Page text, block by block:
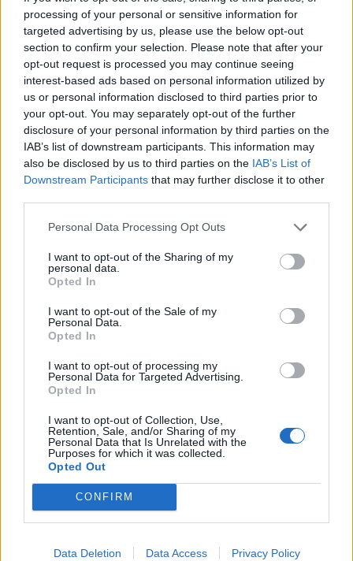
processing of your personal or sensitive information for
targeted advertising by us, please use the below opt-out
section to confirm your selection. Please note that after your
opt-out request is processed you may continue seeing
interest-based ads based on personal information utilized by
us or personal information disclosed to third parties prior to
your opt-out. You may separately opt-out of the further
disclosure of your personal information by third parties on the
IAB’s list of downstream participants. This information may
also be disclosed by us to third parties on the IAB’s List of
Downstream Participants that may further disclose it to other
Personal Data Processing Opt Outs
I want to opt-out of the Sharing of my
personal data.
Opted In
I want to opt-out of the Sale of my
Personal Data.
Opted In
I want to opt-out of processing my
Personal Data for Targeted Advertising.
Opted In
I want to opt-out of Collection, Use,
Retention, Sale, and/or Sharing of my
Personal Data that Is Unrelated with the
Purposes for which it was collected.
Opted Out
CONFIRM
Data Deletion Data Access Privacy Policy
chirurgici. L’economia circolare degli smartphone consente di dare
una seconda vita a questi materiali attraverso lo smaltimento
responsabile dei dispositivi a fine ciclo di vita tramite l’“urban
mining”.
Pensare a lungo termine
Più a lungo si conserva il telefono, meglio è per il pianeta, ma per
raggiungere questo obiettivo è importante che la tecnologia con cui
Grazie a Circular e alla sua iniziativaSeeds of Tomorrow, i clienti
HMD vengono premiati con “semi” virtuali per aver tenuto i loro
dispositivi più a lungo, semi che vengono poi investiti in iniziative di
bonifica di fiumi. Chi conserva un telefono per tre anni, ad esempio,
può piantare oltre 200 alberi o, in alternativa, con un solo seme può
bottiglie.
Condividi questo articolo:
E-mail LinkedIn Facebook
Mastodon
Stampa Altro
Vuoi ricevere gli aggiornamenti delle news di TecnoGazzetta?